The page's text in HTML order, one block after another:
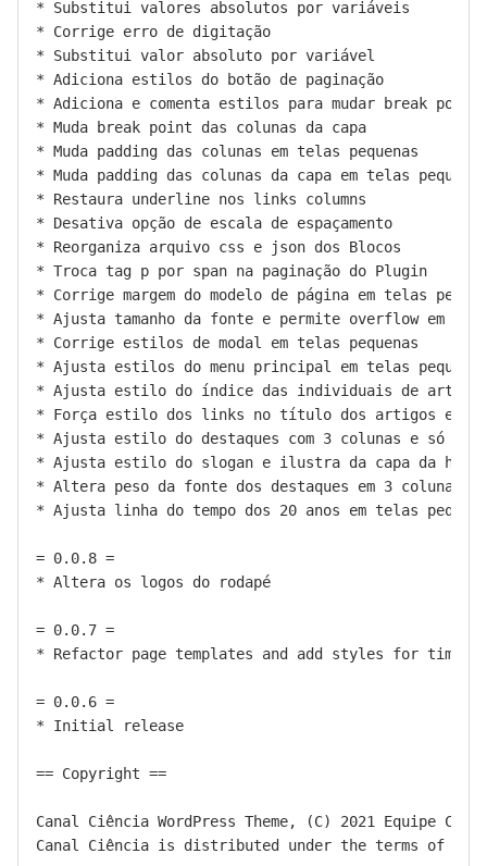
* Substitui valores absolutos por variáveis
* Corrige erro de digitação
* Substitui valor absoluto por variável
* Adiciona estilos do botão de paginação
* Adiciona e comenta estilos para mudar break point
* Muda break point das colunas da capa
* Muda padding das colunas em telas pequenas
* Muda padding das colunas da capa em telas pequenas
* Restaura underline nos links columns
* Desativa opção de escala de espaçamento
* Reorganiza arquivo css e json dos Blocos
* Troca tag p por span na paginação do Plugin
* Corrige margem do modelo de página em telas
* Ajusta tamanho da fonte e permite overflow em
* Corrige estilos de modal em telas pequenas
* Ajusta estilos do menu principal em telas pequenas
* Ajusta estilo do índice das individuais de artigo
* Força estilo dos links no título dos artigos e
* Ajusta estilo do destaques com 3 colunas e só
* Ajusta estilo do slogan e ilustra da capa da home
* Altera peso da fonte dos destaques em 3 colunas só
* Ajusta linha do tempo dos 20 anos em telas
= 0.0.8 =
* Altera os logos do rodapé
= 0.0.7 =
* Refactor page templates and add styles for
= 0.0.6 =
* Initial release
== Copyright ==
Canal Ciência WordPress Theme, (C) 2021 Equipe
Canal Ciência is distributed under the terms of the